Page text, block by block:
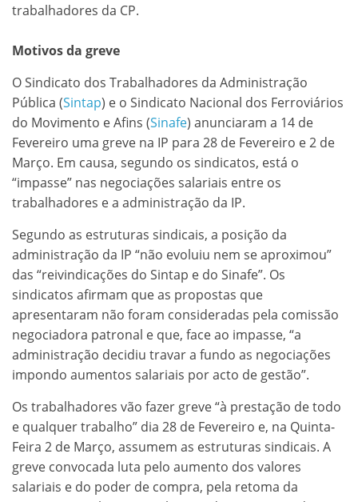
trabalhadores da CP.
Motivos da greve
O Sindicato dos Trabalhadores da Administração
Pública (Sintap) e o Sindicato Nacional dos Ferroviários
do Movimento e Afins (Sinafe) anunciaram a 14 de
Fevereiro uma greve na IP para 28 de Fevereiro e 2 de
Março. Em causa, segundo os sindicatos, está o
“impasse” nas negociações salariais entre os
trabalhadores e a administração da IP.
Segundo as estruturas sindicais, a posição da
administração da IP “não evoluiu nem se aproximou”
das “reivindicações do Sintap e do Sinafe”. Os
sindicatos afirmam que as propostas que
apresentaram não foram consideradas pela comissão
negociadora patronal e que, face ao impasse, “a
administração decidiu travar a fundo as negociações
impondo aumentos salariais por acto de gestão”.
Os trabalhadores vão fazer greve “à prestação de todo
e qualquer trabalho” dia 28 de Fevereiro e, na Quinta-
Feira 2 de Março, assumem as estruturas sindicais. A
greve convocada luta pelo aumento dos valores
salariais e do poder de compra, pela retoma da